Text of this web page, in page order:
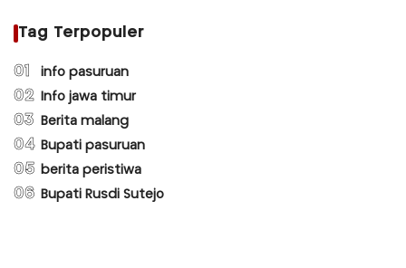
Tag Terpopuler
01 info pasuruan
02 Info jawa timur
03 Berita malang
04 Bupati pasuruan
05 berita peristiwa
06 Bupati Rusdi Sutejo